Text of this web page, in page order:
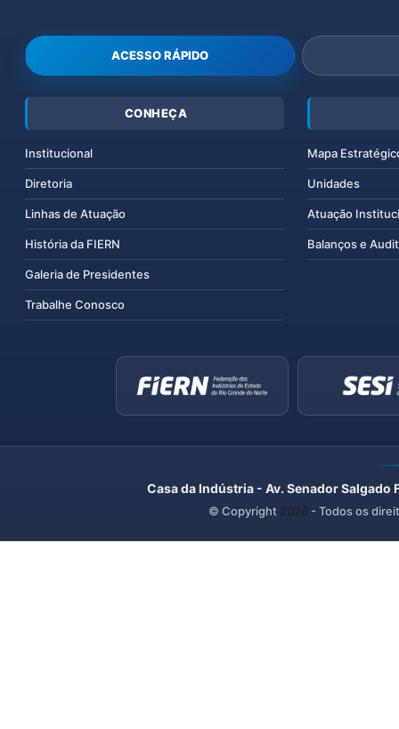
ACESSO RÁPIDO
CONHEÇA
Institucional
Diretoria
Linhas de Atuação
História da FIERN
Galeria de Presidentes
Trabalhe Conosco
Mapa
Unidades
Atuação
Balanços e
Casa da Indústria - Av. Senador
© Copyright 2026 - Todos os